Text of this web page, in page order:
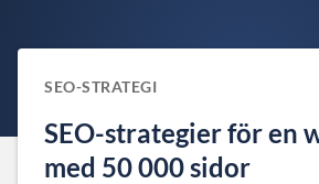
SEO-STRATEGI
SEO-strategier för en
med 50 000 sidor